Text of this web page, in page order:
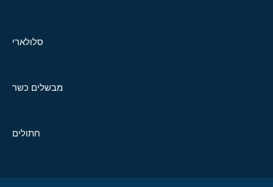
סלולארי
מבשלים כשר
חתולים